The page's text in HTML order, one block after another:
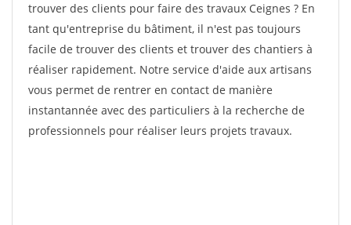
trouver des clients pour faire des travaux Ceignes ? En
tant qu'entreprise du bâtiment, il n'est pas toujours
facile de trouver des clients et trouver des chantiers à
réaliser rapidement. Notre service d'aide aux artisans
vous permet de rentrer en contact de manière
instantannée avec des particuliers à la recherche de
professionnels pour réaliser leurs projets travaux.